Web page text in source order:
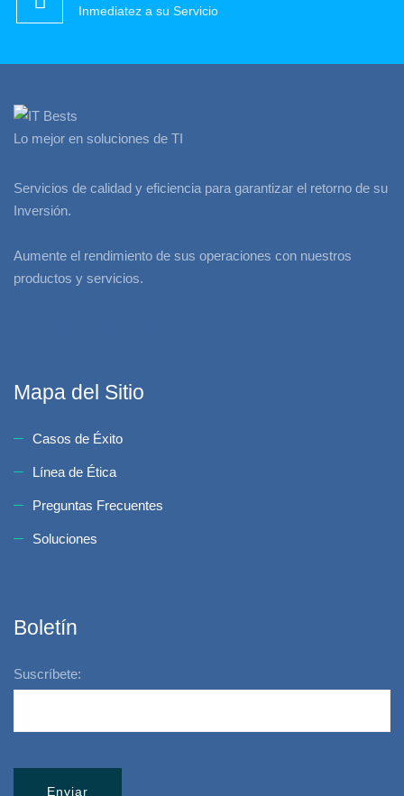
Inmediatez a su Servicio
Lo mejor en soluciones de TI
Servicios de calidad y eficiencia para garantizar el retorno de su
Inversión.
Aumente el rendimiento de sus operaciones con nuestros
productos y servicios.
Mapa del Sitio
Casos de Éxito
Línea de Ética
Preguntas Frecuentes
Soluciones
Boletín
Suscríbete: